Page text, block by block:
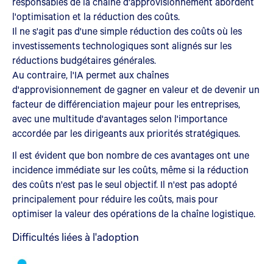
l'optimisation et la réduction des coûts.
Il ne s'agit pas d'une simple réduction des coûts où les
investissements technologiques sont alignés sur les
réductions budgétaires générales.
Au contraire, l'IA permet aux chaînes
d'approvisionnement de gagner en valeur et de devenir un
facteur de différenciation majeur pour les entreprises,
avec une multitude d'avantages selon l'importance
accordée par les dirigeants aux priorités stratégiques.
Il est évident que bon nombre de ces avantages ont une
incidence immédiate sur les coûts, même si la réduction
des coûts n'est pas le seul objectif. Il n'est pas adopté
principalement pour réduire les coûts, mais pour
optimiser la valeur des opérations de la chaîne logistique.
Difficultés liées à l'adoption